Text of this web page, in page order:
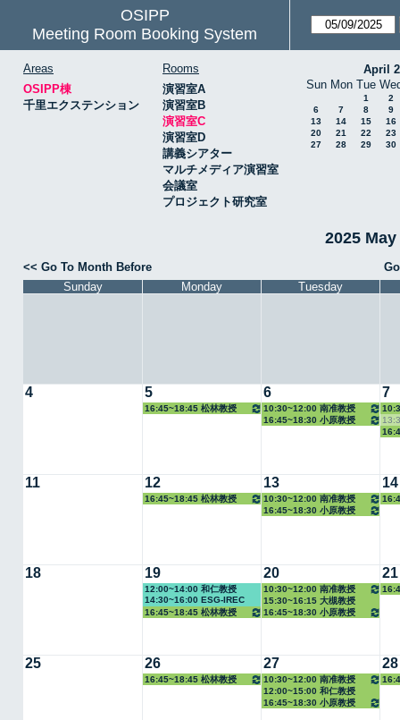
OSIPP
Meeting Room Booking System
Areas
OSIPP棟
千里エクステンション
Rooms
演習室A
演習室B
演習室C
演習室D
講義シアター
マルチメディア演習室
会議室
プロジェクト研究室
April
Sun Mon Tue
1
2
6
7 8
9
13
14 15
16
20
21 22
23
27
28 29 30
2025
<< Go To Month Before
Sunday
Monday Tuesday
4 5
16:45~18:45 松林教授
6
10:30~12:00 南准教授
16:45~18:30 小原教授
7
11 12
16:45~18:45 松林教授
13
10:30~12:00 南准教授
16:45~18:30 小原教授
14
18 19
12:00~14:00 和仁教授
14:30~16:00 ESG-IREC
16:45~18:45 松林教授
20
10:30~12:00 南准教授
15:30~16:15 大槻教授
16:45~18:30 小原教授
21
25 26
16:45~18:45 松林教授
27
10:30~12:00 南准教授
12:00~15:00 和仁教授
16:45~18:30 小原教授
28